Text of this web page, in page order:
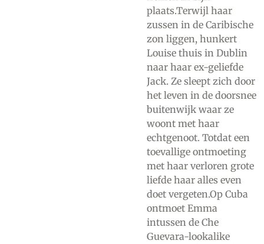
plaats.Terwijl haar
zussen in de Caribische
zon liggen, hunkert
Louise thuis in Dublin
naar haar ex-geliefde
Jack. Ze sleept zich door
het leven in de doorsnee
buitenwijk waar ze
woont met haar
echtgenoot. Totdat een
toevallige ontmoeting
met haar verloren grote
liefde haar alles even
doet vergeten.Op Cuba
ontmoet Emma
intussen de Che
Guevara-lookalike